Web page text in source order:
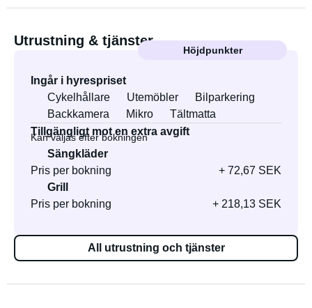
Utrustning & tjänster
Höjdpunkter
Ingår i hyrespriset
Cykelhållare
Utemöbler
Bilparkering
Backkamera
Mikro
Tältmatta
Tillgängligt mot en extra avgift
Kan väljas efter bokningen
Sängkläder
Pris per bokning
+ 72,67 SEK
Grill
Pris per bokning
+ 218,13 SEK
All utrustning och tjänster